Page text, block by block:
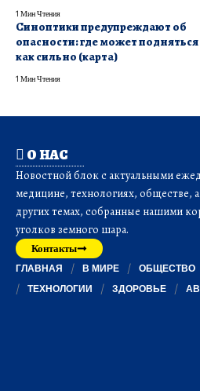
1 Мин Чтения
Синоптики предупреждают об
опасности: где может подняться
как сильно (карта)
1 Мин Чтения
О НАС
Новостной блок с актуальными
медицине, технологиях, обществе,
других темах, собранные нашими
уголков земного шара.
Контакты
ГЛАВНАЯ В МИРЕ ОБЩЕСТВО
ТЕХНОЛОГИИ
ЗДОРОВЬЕ